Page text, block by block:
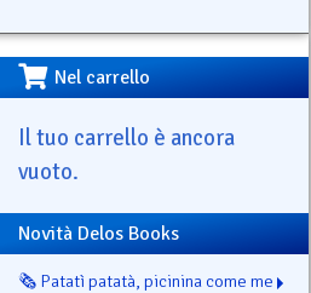
Nel carrello
Il tuo carrello è ancora
vuoto.
Novità Delos Books
🗞️ Patatì patatà, picinina come me